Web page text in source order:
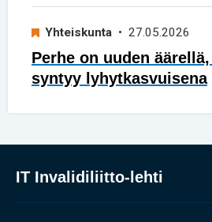
Yhteiskunta • 27.05.2026
Perhe on uuden
syntyy lyhytkasvuisena
IT Invalidiliitto-lehti